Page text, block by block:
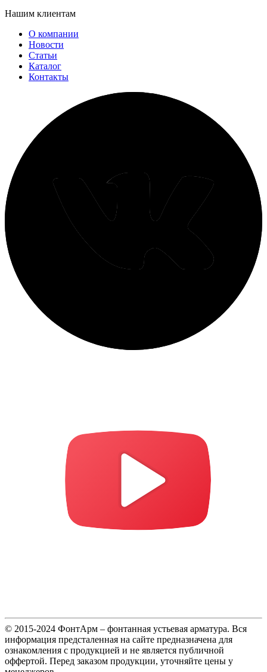
Нашим клиентам
О компании
Новости
Статьи
Каталог
Контакты
© 2015-2024 ФонтАрм – фонтанная устьевая арматура. Вся
информация предсталенная на сайте предназначена для
ознакомления с продукцией и не является публичной
оффертой. Перед заказом продукции, уточняйте цены у